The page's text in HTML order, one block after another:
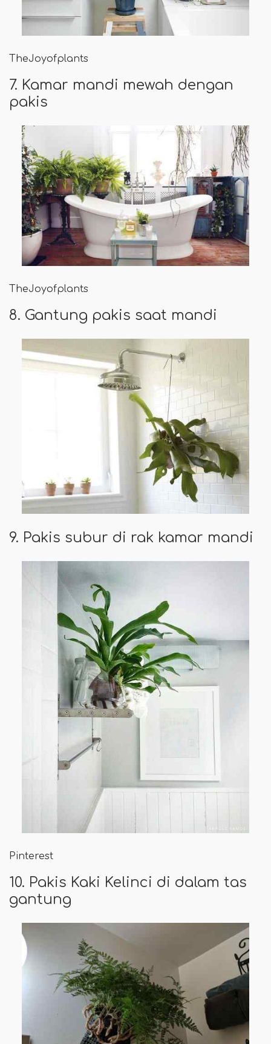
TheJoyofplants
7. Kamar mandi mewah dengan
pakis
TheJoyofplants
8. Gantung pakis saat mandi
9. Pakis subur di rak kamar mandi
Pinterest
10. Pakis Kaki Kelinci di dalam tas
gantung